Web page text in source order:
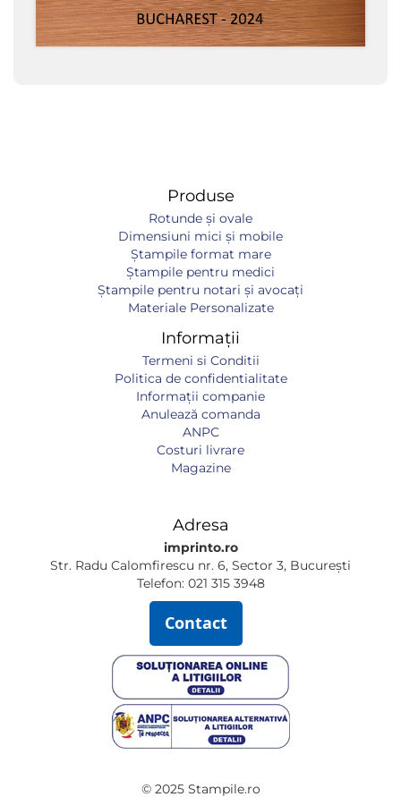
Produse
Rotunde și ovale
Dimensiuni mici și mobile
Ștampile format mare
Ștampile pentru medici
Ștampile pentru notari și avocați
Materiale Personalizate
Informații
Termeni si Conditii
Politica de confidentialitate
Informaţii companie
Anulează comanda
ANPC
Costuri livrare
Magazine
Adresa
imprinto.ro
Str. Radu Calomfirescu nr. 6, Sector 3, București
Telefon: 021 315 3948
Contact
© 2025 Stampile.ro